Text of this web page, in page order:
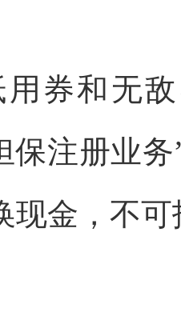
用券和无
保注册业
现金，不